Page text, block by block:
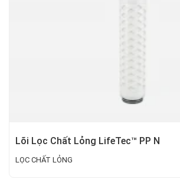
Lõi Lọc Chất Lỏng LifeTec™ PP N
LỌC CHẤT LỎNG